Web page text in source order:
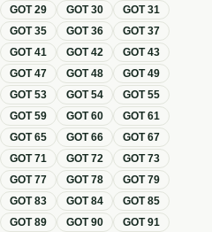
GOT29 GOT30 GOT31
GOT35 GOT36 GOT37
GOT41 GOT42 GOT43
GOT47 GOT48 GOT49
GOT53 GOT54 GOT55
GOT59 GOT60 GOT61
GOT65 GOT66 GOT67
GOT71 GOT72 GOT73
GOT77 GOT78 GOT79
GOT83 GOT84 GOT85
GOT89 GOT90 GOT91